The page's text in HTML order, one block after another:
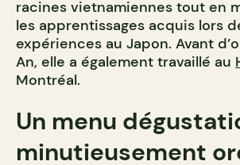
racines vietnamiennes tout en
les apprentissages acquis lors
expériences au Japon. Avant
An, elle a également travaillé au
Montréal.
Un menu
minutieusement